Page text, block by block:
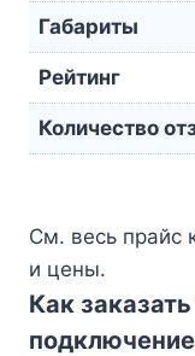
Габариты
Рейтинг
Количество
См. весь прайс
и цены.
Как